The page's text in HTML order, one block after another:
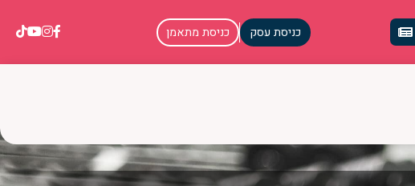
כניסת עסק כניסת מתאמן